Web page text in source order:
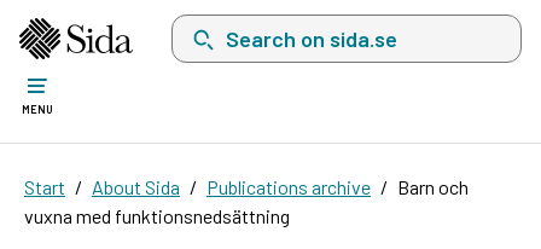
Search on sida.se, a list with search
MENU
Start About Sida Publications archive
Barn och
vuxna med funktionsnedsättning